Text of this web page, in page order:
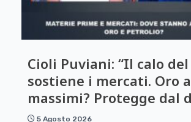
Cioli Puviani: “Il calo
sostiene i mercati. Oro
massimi? Protegge dal
5 Agosto 2026